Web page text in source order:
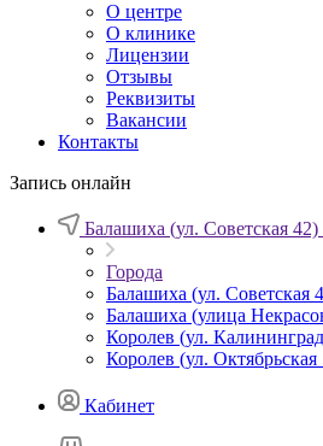
О центре
О клинике
Лицензии
Отзывы
Реквизиты
Вакансии
Контакты
Запись онлайн
Балашиха (ул. Советская 42)
Города
Балашиха (ул. Советская
Балашиха (улица
Королев (ул.
Королев (ул.
Кабинет